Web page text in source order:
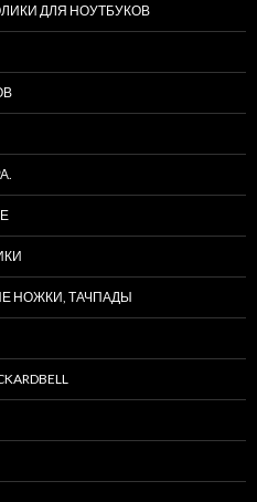
ДЛЯ НОУТБУКОВ
НОЖКИ, ТАЧПАДЫ